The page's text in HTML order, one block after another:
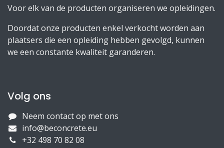
Voor elk van de producten organiseren we opleidingen.
Doordat onze producten enkel verkocht worden aan
plaatsers die een opleiding hebben gevolgd, kunnen
we een constante kwaliteit garanderen.
Volg ons
Neem contact op met ons
info@beconcrete.eu
+32 498 70 82 08